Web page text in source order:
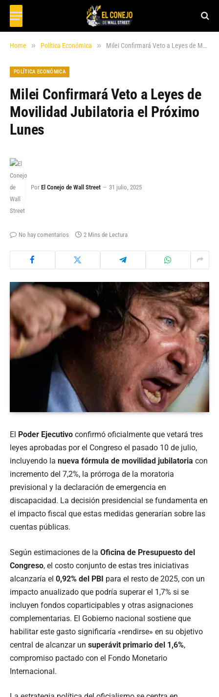
Home » Política Económica » Milei Confirmará Veto a Leyes de Movilidad Jubilatoria el Próximo Lunes
POLÍTICA ECONÓMICA
Milei Confirmará Veto a Leyes de
Movilidad Jubilatoria el Próximo
Lunes
Por El Conejo de Wall Street 31 julio, 2025
No hay comentarios 2 Mins de Lectura
El Poder Ejecutivo confirmó oficialmente que vetará tres
leyes aprobadas por el Congreso el pasado 10 de julio,
incluyendo la nueva fórmula de movilidad jubilatoria con
incremento del 7,2%, la prórroga de la moratoria
previsional y la declaración de emergencia en
discapacidad. La decisión presidencial se fundamenta en
el impacto fiscal que estas medidas generarían sobre las
cuentas públicas.
Según estimaciones de la Oficina de Presupuesto del
Congreso, el costo conjunto de estas tres iniciativas
alcanzaría el 0,92% del PBI para el resto de 2025, con un
impacto anualizado que podría superar el 1,7% si se
incluyen fondos coparticipables y otras asignaciones
complementarias. El Gobierno nacional sostiene que
habilitar este gasto significaría «rendirse» en su objetivo
central de alcanzar un superávit primario del 1,6%,
compromiso pactado con el Fondo Monetario
Internacional.